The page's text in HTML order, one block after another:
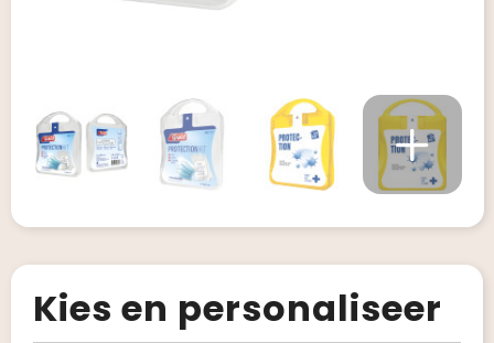
Kies en personaliseer